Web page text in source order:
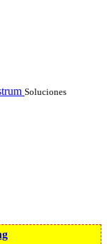
Soluciones